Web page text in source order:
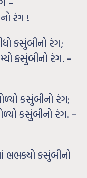
રંગ !
કસુંબીનો રંગ;
કસુંબીનો રંગ. –
કસુંબીનો રંગ;
કસુંબીનો રંગ. –
ભભક્યો કસુંબીનો